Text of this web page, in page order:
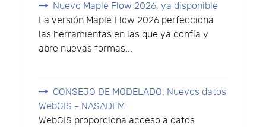
Nuevo Maple Flow 2026, ya disponible
La versión Maple Flow 2026 perfecciona
las herramientas en las que ya confía y
abre nuevas formas...
CONSEJO DE MODELADO: Nuevos datos
WebGIS - NASADEM
WebGIS proporciona acceso a datos